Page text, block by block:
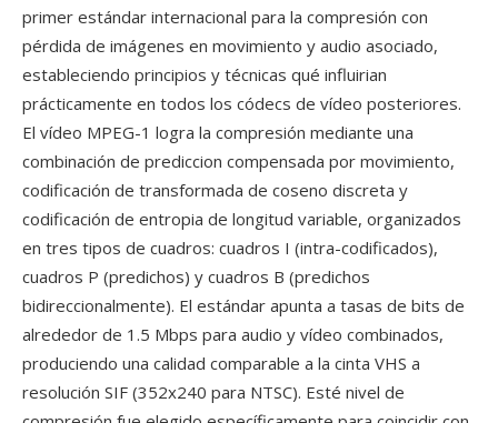
primer estándar internacional para la compresión con
pérdida de imágenes en movimiento y audio asociado,
estableciendo principios y técnicas qué influirian
prácticamente en todos los códecs de vídeo posteriores.
El vídeo MPEG-1 logra la compresión mediante una
combinación de prediccion compensada por movimiento,
codificación de transformada de coseno discreta y
codificación de entropia de longitud variable, organizados
en tres tipos de cuadros: cuadros I (intra-codificados),
cuadros P (predichos) y cuadros B (predichos
bidireccionalmente). El estándar apunta a tasas de bits de
alrededor de 1.5 Mbps para audio y vídeo combinados,
produciendo una calidad comparable a la cinta VHS a
resolución SIF (352x240 para NTSC). Esté nivel de